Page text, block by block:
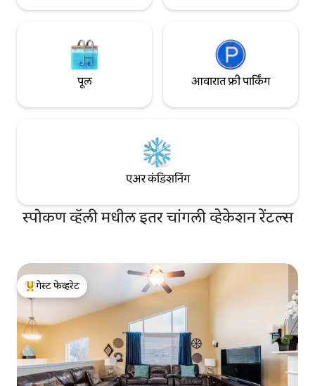
पूल आवारात फ्री पार्किंग
एअर कंडिशनिंग
स्पोकण व्हॅली मधील इतर चांगली व्हेकेशन रेंटल्स
टॉप गेस्ट फेव्हरेट
गेस्ट फेव्हरेट